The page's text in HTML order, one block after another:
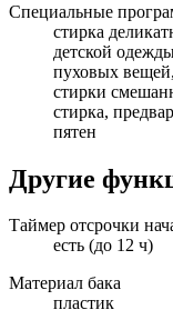
Специальные
стирка
детской
пуховых
стирки
стирка,
пятен
Другие
Таймер отсрочки
есть (до 12 ч)
Материал бака
пластик